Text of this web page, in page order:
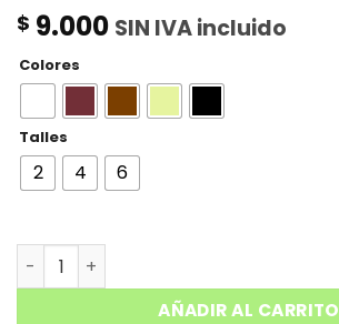
$ 9.000 SIN IVA incluido
Colores
Talles
2 4 6
REMERA COFFE CLUB cantidad
AÑADIR AL CARRITO